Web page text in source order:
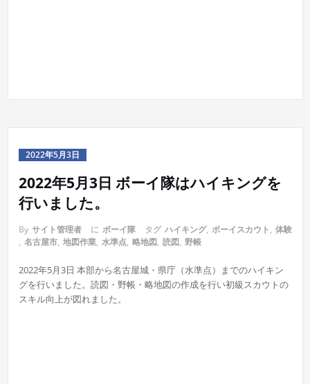
2022年5月3日
2022年5月3日 ボーイ隊はハイキングを
行いました。
By サイト管理者 に ボーイ隊 タグ ハイキング, ボーイスカウト, 体験
, 名古屋市, 地図作業, 水準点, 略地図, 読図, 野帳
2022年5月3日 本部から名古屋城・県庁（水準点）までのハイキン
グを行いました。読図・野帳・略地図の作成を行い初級スカウトの
スキル向上が図れました。